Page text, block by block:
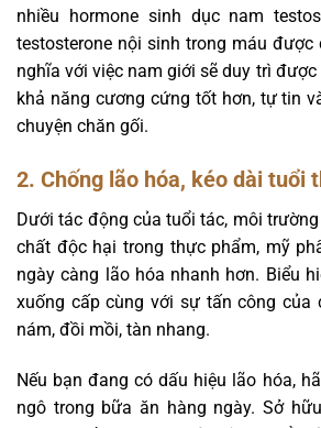
nhiều hormone sinh dục nam
testosterone nội sinh trong máu được
nghĩa với việc nam giới sẽ duy trì
khả năng cương cứng tốt hơn, tự tin
chuyện chăn gối.
2. Chống lão hóa, kéo dài tuổi
Dưới tác động của tuổi tác, môi
chất độc hại trong thực phẩm, mỹ
ngày càng lão hóa nhanh hơn. Biểu
xuống cấp cùng với sự tấn công của
nám, đồi mồi, tàn nhang.
Nếu bạn đang có dấu hiệu lão hóa,
ngô trong bữa ăn hàng ngày. Sở